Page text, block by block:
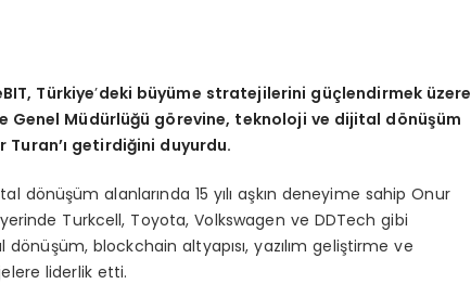
Türkiye’deki büyüme stratejilerini güçlendirmek üzere
Genel Müdürlüğü görevine, teknoloji ve dijital dönüşüm
Turan’ı getirdiğini duyurdu.
dönüşüm alanlarında 15 yılı aşkın deneyime sahip Onur
Turkcell, Toyota, Volkswagen ve DDTech gibi
blockchain altyapısı, yazılım geliştirme ve
liderlik etti.